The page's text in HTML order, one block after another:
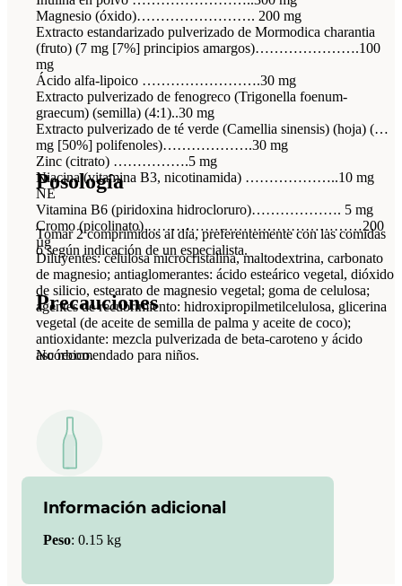
Magnesio (óxido)……………………. 200 mg
Extracto estandarizado pulverizado de Mormodica charantia
(fruto) (7 mg [7%] principios amargos)………………….100
mg
Ácido alfa-lipoico …………………….30 mg
Extracto pulverizado de fenogreco (Trigonella foenum-
graecum) (semilla) (4:1)..30 mg
Extracto pulverizado de té verde (Camellia sinensis) (hoja) (15
mg [50%] polifenoles)……………….30 mg
Zinc (citrato) …………….5 mg
Niacina (vitamina B3, nicotinamida) ………………..10 mg
NE
Vitamina B6 (piridoxina hidrocloruro)………………. 5 mg
Cromo (picolinato) ………………………………………200
µg
Diluyentes: celulosa microcristalina, maltodextrina, carbonato
de magnesio; antiaglomerantes: ácido esteárico vegetal, dióxido
de silicio, estearato de magnesio vegetal; goma de celulosa;
agentes de recubrimiento: hidroxipropilmetilcelulosa, glicerina
vegetal (de aceite de semilla de palma y aceite de coco);
antioxidante: mezcla pulverizada de beta-caroteno y ácido
ascórbico.
Posología
Tomar 2 comprimidos al día, preferentemente con las comidas
o según indicación de un especialista.
Precauciones
No recomendado para niños.
Información adicional
Peso: 0.15 kg